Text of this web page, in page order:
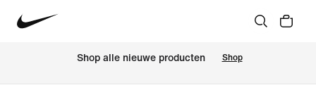
Shop alle nieuwe producten Shop